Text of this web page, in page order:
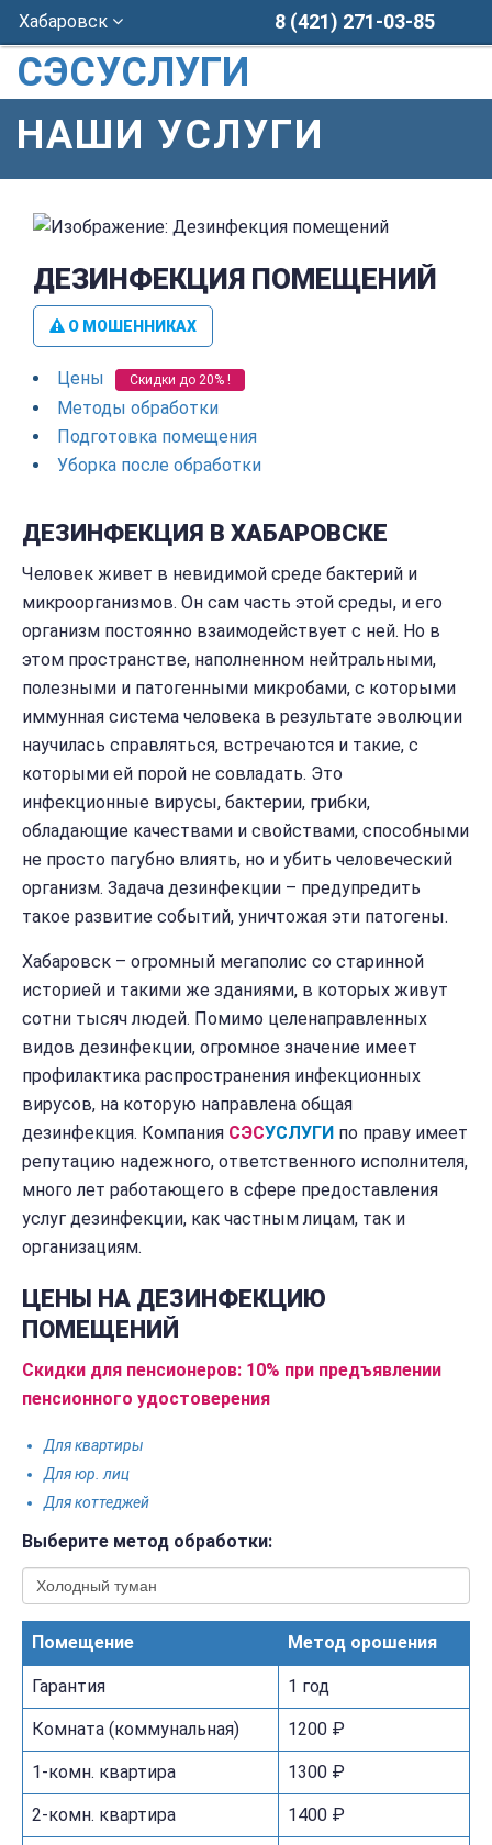
Хабаровск 8 (421) 271-03-85
СЭСУСЛУГИ
НАШИ УСЛУГИ
ДЕЗИНФЕКЦИЯ ПОМЕЩЕНИЙ
О МОШЕННИКАХ
Цены Скидки до 20% !
Методы обработки
Подготовка помещения
Уборка после обработки
ДЕЗИНФЕКЦИЯ В ХАБАРОВСКЕ
Человек живет в невидимой среде бактерий и
микроорганизмов. Он сам часть этой среды, и его
организм постоянно взаимодействует с ней. Но в
этом пространстве, наполненном нейтральными,
полезными и патогенными микробами, с которыми
иммунная система человека в результате эволюции
научилась справляться, встречаются и такие, с
которыми ей порой не совладать. Это
инфекционные вирусы, бактерии, грибки,
обладающие качествами и свойствами, способными
не просто пагубно влиять, но и убить человеческий
организм. Задача дезинфекции – предупредить
такое развитие событий, уничтожая эти патогены.
Хабаровск – огромный мегаполис со старинной
историей и такими же зданиями, в которых живут
сотни тысяч людей. Помимо целенаправленных
видов дезинфекции, огромное значение имеет
профилактика распространения инфекционных
вирусов, на которую направлена общая
дезинфекция. Компания СЭСУСЛУГИ по праву имеет
репутацию надежного, ответственного исполнителя,
много лет работающего в сфере предоставления
услуг дезинфекции, как частным лицам, так и
организациям.
ЦЕНЫ НА ДЕЗИНФЕКЦИЮ
ПОМЕЩЕНИЙ
Скидки для пенсионеров: 10% при предъявлении
пенсионного удостоверения
Для квартиры
Для юр. лиц
Для коттеджей
Выберите метод обработки:
Помещение Метод орошения
Гарантия 1 год
Комната (коммунальная) 1200 ₽
1-комн. квартира 1300 ₽
2-комн. квартира 1400 ₽